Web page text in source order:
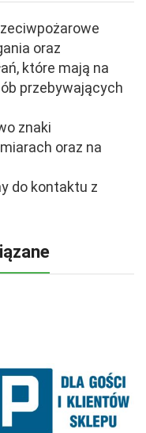
oraz
które mają na
przebywających
znaki
oraz na
do kontaktu z